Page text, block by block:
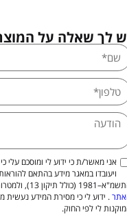
לך שאלה על
אני מאשר/ת כי ידוע לי ומוסכם עלי
ויעובדו במאגר מידע בהתאם
(כולל תיקון 13), ולמטרות המפורטות
. ידוע לי כי מסירת המידע נעשית
לי לפי החוק.